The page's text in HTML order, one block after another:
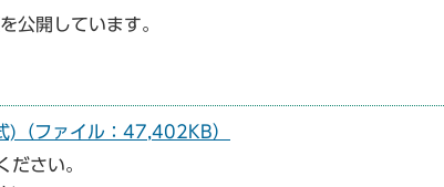
公開しています。
（ファイル：47,402KB）
ださい。